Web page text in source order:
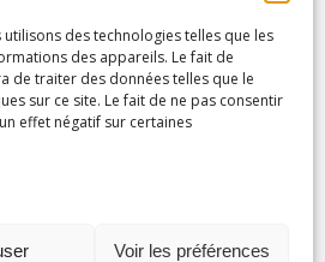
des technologies telles que les
des appareils. Le fait de
de traiter des données telles que le
sur ce site. Le fait de ne pas consentir
effet négatif sur certaines
Voir les préférences